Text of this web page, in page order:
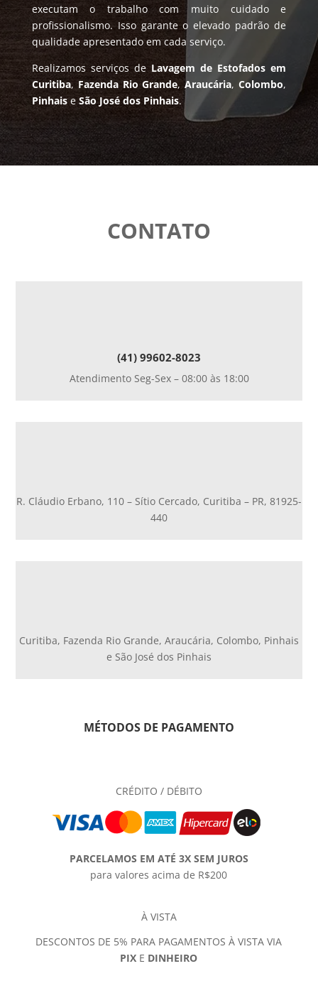
executam o trabalho com muito cuidado e
profissionalismo. Isso garante o elevado padrão de
qualidade apresentado em cada serviço.
Realizamos serviços de Lavagem de Estofados em
Curitiba, Fazenda Rio Grande,Araucária,Colombo,
PinhaiseSão José dos Pinhais.
CONTATO
(41) 99602-8023
Atendimento Seg-Sex – 08:00 às 18:00
R. Cláudio Erbano, 110 – Sítio Cercado, Curitiba – PR, 81925-
440
Curitiba, Fazenda Rio Grande, Araucária, Colombo, Pinhais
e São José dos Pinhais
MÉTODOS DE PAGAMENTO
CRÉDITO / DÉBITO
PARCELAMOS EM ATÉ 3X SEM JUROS
para valores acima de R$200
À VISTA
DESCONTOS DE 5% PARA PAGAMENTOS À VISTA VIA
PIX E DINHEIRO